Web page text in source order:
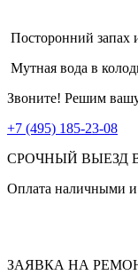
Посторонний запах
Мутная вода в
Звоните! Решим
+7 (495) 185-23-08
СРОЧНЫЙ ВЫЕЗД
Оплата наличными и
ЗАЯВКА НА